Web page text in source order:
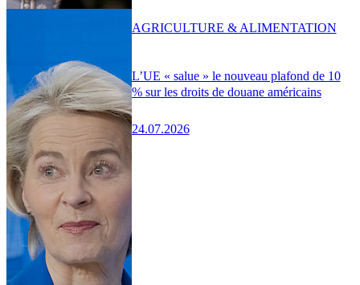
L’UE « salue » le nouveau plafond de 10
% sur les droits de douane américains
24.07.2026
AGRICULTURE & ALIMENTATION